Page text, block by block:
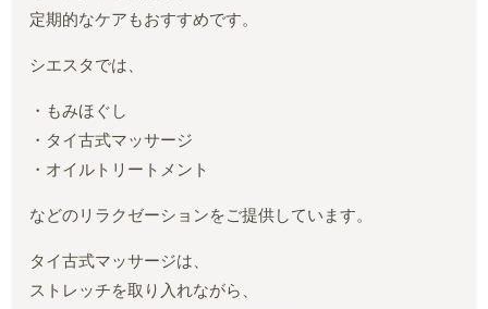
定期的なケアもおすすめです。
シエスタでは、
・もみほぐし
・タイ古式マッサージ
・オイルトリートメント
などのリラクゼーションをご提供しています。
タイ古式マッサージは、
ストレッチを取り入れながら、